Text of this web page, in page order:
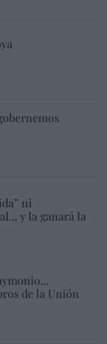
ni
y la ganará la
de la Unión